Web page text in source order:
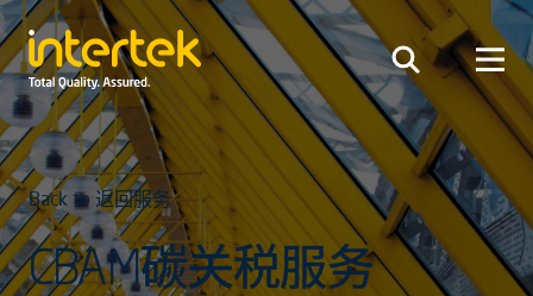
Back to 返回服务
CBAM碳关税服务